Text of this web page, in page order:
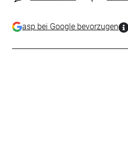
asp bei Google bevorzugen